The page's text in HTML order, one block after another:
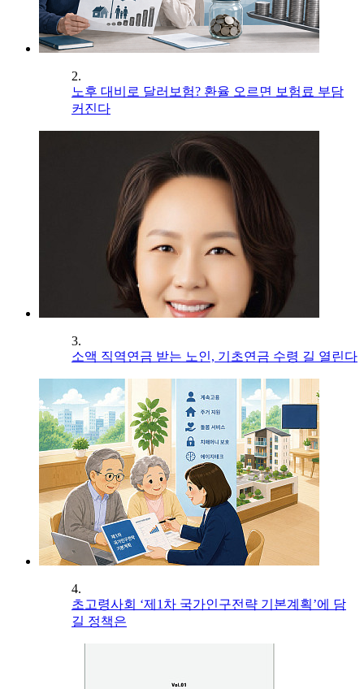
2.
노후 대비로 달러보험? 환율 오르면 보험료 부담
커진다
3.
소액 직역연금 받는 노인, 기초연금 수령 길 열린다
4.
초고령사회 ‘제1차 국가인구전략 기본계획’에 담
길 정책은